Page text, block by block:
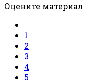
Оцените материал
1
2
3
4
5